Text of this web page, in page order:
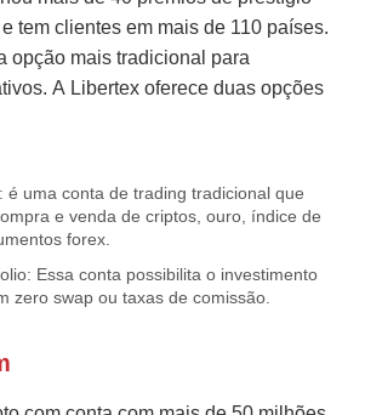
tem clientes em mais de 110 países.
opção mais tradicional para
A Libertex oferece duas opções
é uma conta de trading tradicional que
e venda de criptos, ouro, índice de
forex.
Essa conta possibilita o investimento
zero swap ou taxas de comissão.